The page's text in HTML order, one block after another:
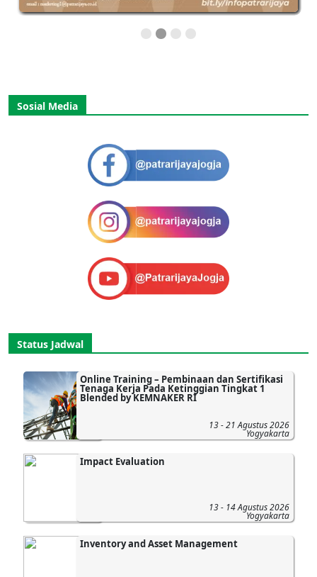
Sosial Media
Status Jadwal
Online Training – Pembinaan dan Sertifikasi
Tenaga Kerja Pada Ketinggian Tingkat 1
Blended by KEMNAKER RI
13 - 21 Agustus 2026
Yogyakarta
Impact Evaluation
13 - 14 Agustus 2026
Yogyakarta
Inventory and Asset Management